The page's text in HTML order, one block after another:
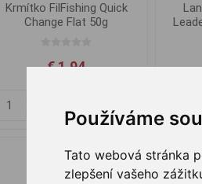
Používáme
Tato webová stránka
zlepšení vašeho
Krmítko FilFishing Quick
Change Flat 50g
€ 1,94
WARENKORB